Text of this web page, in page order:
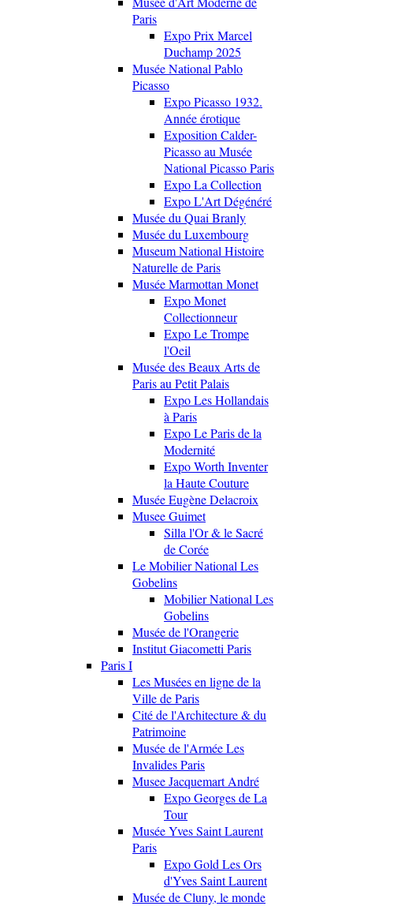
Paris
Expo Prix Marcel
Duchamp 2025
Musée National Pablo
Picasso
Expo Picasso 1932.
Année érotique
Exposition Calder-
Picasso au Musée
National Picasso Paris
Expo La Collection
Expo L'Art Dégénéré
Musée du Quai Branly
Musée du Luxembourg
Museum National Histoire
Naturelle de Paris
Musée Marmottan Monet
Expo Monet
Collectionneur
Expo Le Trompe
l'Oeil
Musée des Beaux Arts de
Paris au Petit Palais
Expo Les Hollandais
à Paris
Expo Le Paris de la
Modernité
Expo Worth Inventer
la Haute Couture
Musée Eugène Delacroix
Musee Guimet
Silla l'Or & le Sacré
de Corée
Le Mobilier National Les
Gobelins
Mobilier National Les
Gobelins
Musée de l'Orangerie
Institut Giacometti Paris
Paris I
Les Musées en ligne de la
Ville de Paris
Cité de l'Architecture & du
Patrimoine
Musée de l'Armée Les
Invalides Paris
Musee Jacquemart André
Expo Georges de La
Tour
Musée Yves Saint Laurent
Paris
Expo Gold Les Ors
d'Yves Saint Laurent
Musée de Cluny, le monde